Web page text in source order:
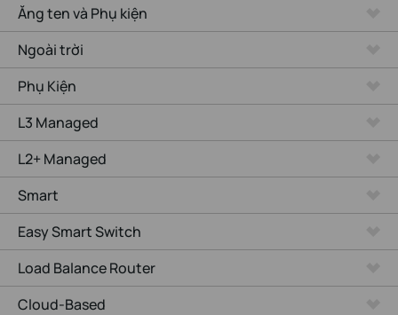
Ăng ten và Phụ kiện
Ngoài trời
Phụ Kiện
L3 Managed
L2+ Managed
Smart
Easy Smart Switch
Load Balance Router
Cloud-Based